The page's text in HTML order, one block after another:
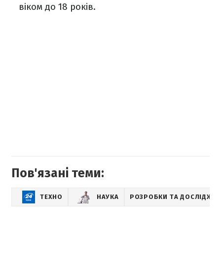
віком до 18 років.
Пов'язані теми:
ТЕХНО НАУКА РОЗРОБКИ ТА